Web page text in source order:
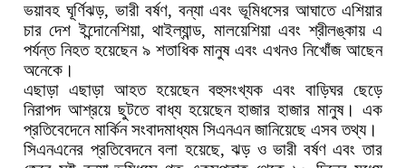
ভয়াবহ ঘূর্ণিঝড়, ভারী বর্ষণ, বন্যা এবং ভূমিধসের আঘাতে এশিয়ার
চার দেশ ইন্দোনেশিয়া, থাইল্যান্ড, মালয়েশিয়া এবং শ্রীলঙ্কায় এ
পর্যন্ত নিহত হয়েছেন ৯ শতাধিক মানুষ এবং এখনও নিখোঁজ আছেন
অনেকে।
এছাড়া এছাড়া আহত হয়েছেন বহুসংখ্যক এবং বাড়িঘর ছেড়ে
নিরাপদ আশ্রয়ে ছুটতে বাধ্য হয়েছেন হাজার হাজার মানুষ। এক
প্রতিবেদেনে মার্কিন সংবাদমাধ্যম সিএনএন জানিয়েছে এসব তথ্য।
সিএনএনের প্রতিবেদনে বলা হয়েছে, ঝড় ও ভারী বর্ষণ এবং তার